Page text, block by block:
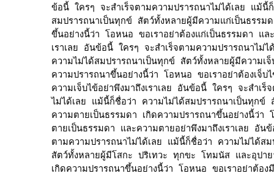
ข้อนี้ ใครๆ จะสำเร็จตามความปรารถนาไม่ได้เลย แม้นี้
สมปรารถนาเป็นทุกข์ สัตว์ทั้งหลายผู้มีความแก่เป็นธรรม
ขึ้นอย่างนี้ว่า โอหนอ ขอเราอย่าต้องแก่เป็นธรรมดา แล
เราเลย อันข้อนี้ ใครๆ จะสำเร็จตามความปรารถนาไม่
ความไม่ได้สมปรารถนาเป็นทุกข์ สัตว์ทั้งหลายผู้มีความเ
ความปรารถนาขึ้นอย่างนี้ว่า โอหนอ ขอเราอย่าต้องเจ็บ
ความเจ็บไข้อย่าพึงมาถึงเราเลย อันข้อนี้ ใครๆ จะสำเร็
ไม่ได้เลย แม้นี้ก็ชื่อว่า ความไม่ได้สมปรารถนาเป็นทุกข์
ความตายเป็นธรรมดา เกิดความปรารถนาขึ้นอย่างนี้ว่า
ตายเป็นธรรมดา และความตายอย่าพึงมาถึงเราเลย อัน
ตามความปรารถนาไม่ได้เลย แม้นี้ก็ชื่อว่า ความไม่ได้สม
สัตว์ทั้งหลายผู้มีโสกะ ปริเทวะ ทุกขะ โทมนัส และอุปาย
เกิดความปรารถนาขึ้นอย่างนี้ว่า โอหนอ ขอเราอย่าต้อ